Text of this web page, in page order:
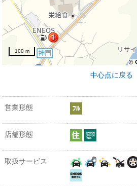
100 m
中心点に戻る
営業形態
店舗形態
取扱サービス